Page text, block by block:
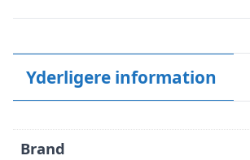
Yderligere information
Brand